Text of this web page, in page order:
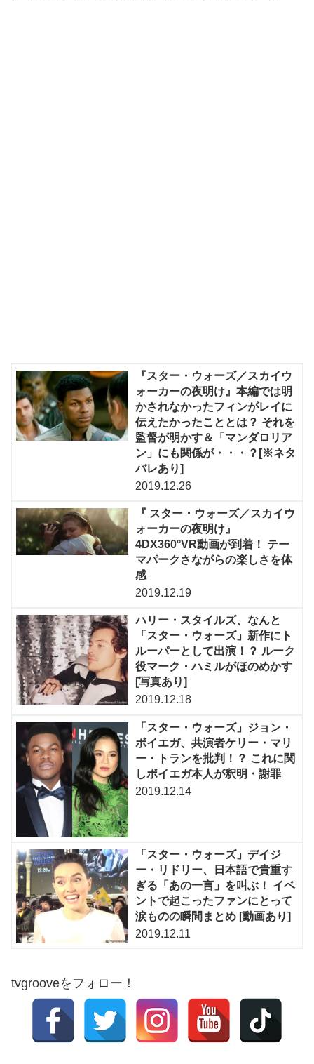
『スター・ウォーズ／スカイウ
ォーカーの夜明け』本編では明
かされなかったフィンがレイに
伝えたかったこととは？ それを
監督が明かす＆「マンダロリア
ン」にも関係が・・・？[※ネタ
バレあり]
2019.12.26
『 スター・ウォーズ／スカイウ
ォーカーの夜明け』
4DX360°VR動画が到着！ テー
マパークさながらの楽しさを体
感
2019.12.19
ハリー・スタイルズ、なんと
「スター・ウォーズ」新作にト
ルーパーとして出演！？ ルーク
役マーク・ハミルがほのめかす
[写真あり]
2019.12.18
「スター・ウォーズ」ジョン・
ボイエガ、共演者ケリー・マリ
ー・トランを批判！？ これに関
しボイエガ本人が釈明・謝罪
2019.12.14
「スター・ウォーズ」デイジ
ー・リドリー、日本語で貴重す
ぎる「あの一言」を叫ぶ！ イベ
ントで起こったファンにとって
涙ものの瞬間まとめ [動画あり]
2019.12.11
tvgrooveをフォロー！